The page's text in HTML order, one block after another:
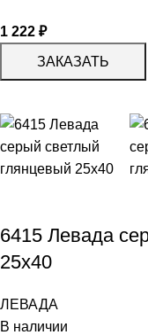
1 222 ₽
ЗАКАЗАТЬ
6415 Левада
25х40
ЛЕВАДА
В наличии